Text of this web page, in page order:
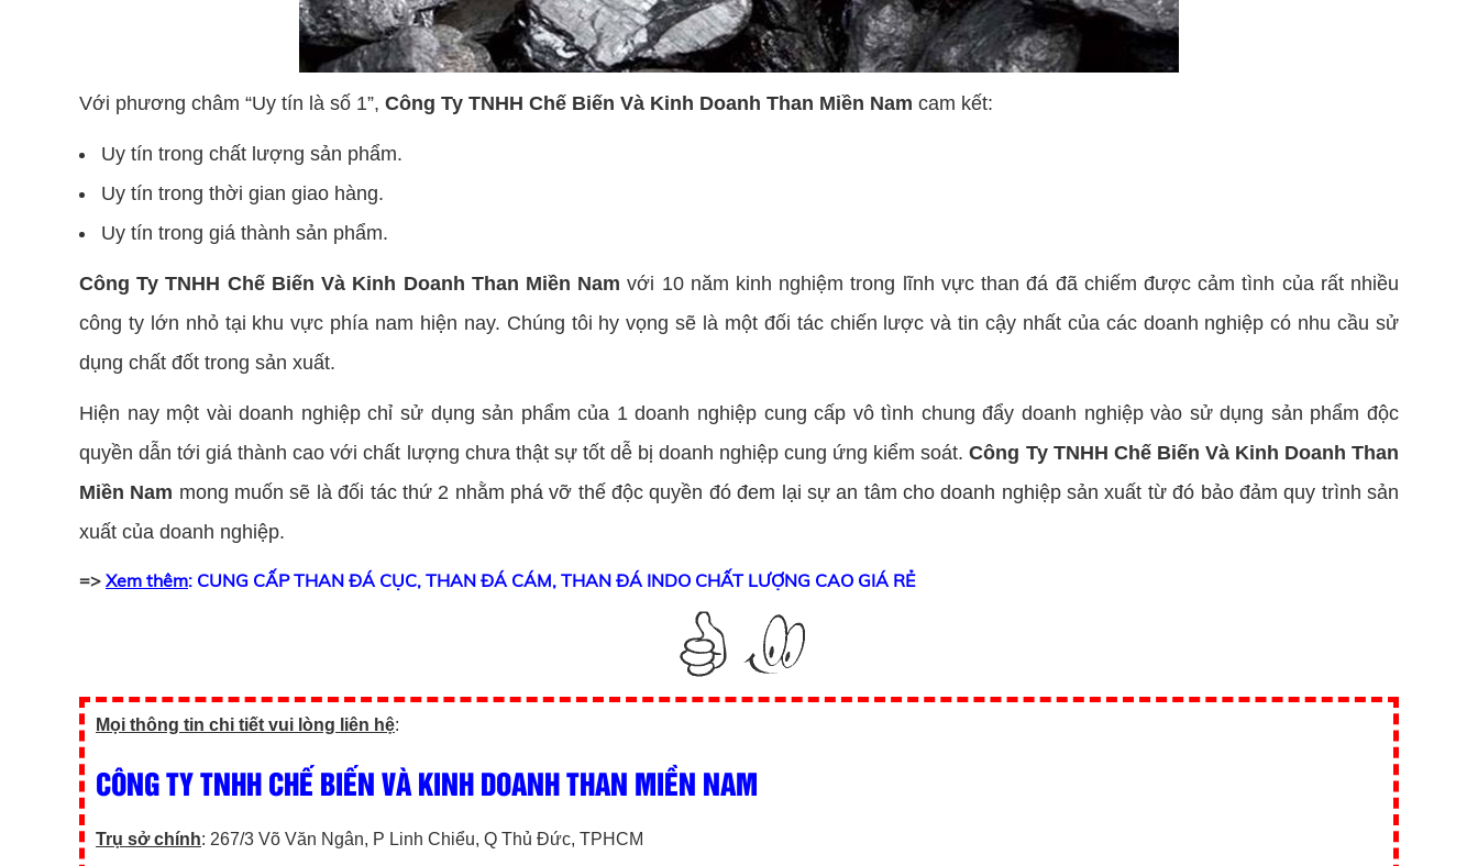
Với phương châm “Uy tín là số 1”, Công Ty TNHH Chế Biến Và Kinh Doanh Than Miền Nam cam kết:
Uy tín trong chất lượng sản phẩm.
Uy tín trong thời gian giao hàng.
Uy tín trong giá thành sản phẩm.
Công Ty TNHH Chế Biến Và Kinh Doanh Than Miền Nam với 10 năm kinh nghiệm trong lĩnh vực than đá đã chiếm được cảm tình của rất nhiều
công ty lớn nhỏ tại khu vực phía nam hiện nay. Chúng tôi hy vọng sẽ là một đối tác chiến lược và tin cậy nhất của các doanh nghiệp có nhu cầu sử
dụng chất đốt trong sản xuất.
Hiện nay một vài doanh nghiệp chỉ sử dụng sản phẩm của 1 doanh nghiệp cung cấp vô tình chung đẩy doanh nghiệp vào sử dụng sản phẩm độc
quyền dẫn tới giá thành cao với chất lượng chưa thật sự tốt dễ bị doanh nghiệp cung ứng kiểm soát.Công Ty TNHH Chế Biến Và Kinh Doanh Than
Miền Nam mong muốn sẽ là đối tác thứ 2 nhằm phá vỡ thế độc quyền đó đem lại sự an tâm cho doanh nghiệp sản xuất từ đó bảo đảm quy trình sản
xuất của doanh nghiệp.
=> Xem thêm: CUNG CẤP THAN ĐÁ CỤC, THAN ĐÁ CÁM, THAN ĐÁ INDO CHẤT LƯỢNG CAO GIÁ RẺ
Mọi thông tin chi tiết vui lòng liên hệ:
CÔNG TY TNHH CHẾ BIẾN VÀ KINH DOANH THAN MIỀN NAM
Trụ sở chính: 267/3 Võ Văn Ngân, P Linh Chiểu, Q Thủ Đức, TPHCM